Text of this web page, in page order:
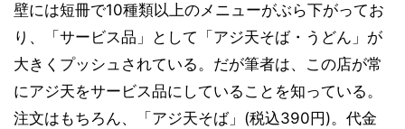
壁には短冊で10種類以上のメニューがぶら下がってお
り、「サービス品」として「アジ天そば・うどん」が
大きくプッシュされている。だが筆者は、この店が常
にアジ天をサービス品にしていることを知っている。
注文はもちろん、「アジ天そば」(税込390円)。代金